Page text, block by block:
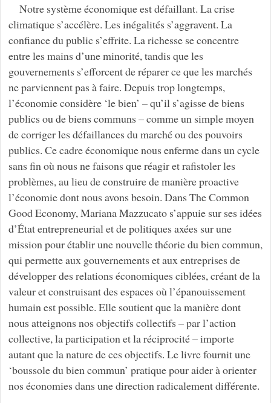
Notre système économique est défaillant. La crise
climatique s’accélère. Les inégalités s’aggravent. La
confiance du public s’effrite. La richesse se concentre
entre les mains d’une minorité, tandis que les
gouvernements s’efforcent de réparer ce que les marchés
ne parviennent pas à faire. Depuis trop longtemps,
l’économie considère ‘le bien’ – qu’il s’agisse de biens
publics ou de biens communs – comme un simple moyen
de corriger les défaillances du marché ou des pouvoirs
publics. Ce cadre économique nous enferme dans un cycle
sans fin où nous ne faisons que réagir et rafistoler les
problèmes, au lieu de construire de manière proactive
l’économie dont nous avons besoin. Dans The Common
Good Economy, Mariana Mazzucato s’appuie sur ses idées
d’État entrepreneurial et de politiques axées sur une
mission pour établir une nouvelle théorie du bien commun,
qui permette aux gouvernements et aux entreprises de
développer des relations économiques ciblées, créant de la
valeur et construisant des espaces où l’épanouissement
humain est possible. Elle soutient que la manière dont
nous atteignons nos objectifs collectifs – par l’action
collective, la participation et la réciprocité – importe
autant que la nature de ces objectifs. Le livre fournit une
‘boussole du bien commun’ pratique pour aider à orienter
nos économies dans une direction radicalement différente.